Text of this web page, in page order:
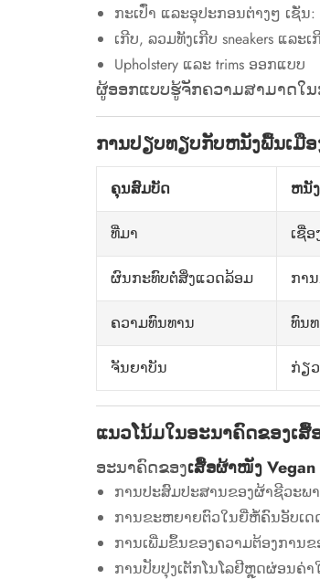
ກະເປົ໋າ ແລະອຸປະກອນຕ່າງໆ ເຊັ່ນ
ເກີບ, ລວມທັງເກີບ sneakers ແລະເ
Upholstery ແລະ trims ອອກ​ແບບ​
ຜູ້ອອກແບບຮູ້ຈັກຄວາມສາມາດໃນ
ການປຽບທຽບກັບຫນັງພື້ນເມືອ
ຄຸນສົມບັດ ຫນັ
ທີ່ມາ ເຊື່
ຜົນກະທົບຕໍ່ສິ່ງແວດລ້ອມ ກາ
ຄວາມທົນທານ ທົນ
ຈັນຍາບັນ ກ່ຽ
ແນວໂນ້ມໃນອະນາຄົດຂອງເສື້
ອະນາຄົດຂອງເສື້ອຜ້າໜັງ Vegan
ການປະສົມປະສານຂອງຜ້າຊີວະພ
ການຂະຫຍາຍຕົວໃນຍີ່ຫໍ້ຄົນອັບເ
ການເພີ່ມຂຶ້ນຂອງຄວາມຕ້ອງການ
ການປັບປຸງເຕັກໂນໂລຢີຫຼຸດຜ່ອນຄ່